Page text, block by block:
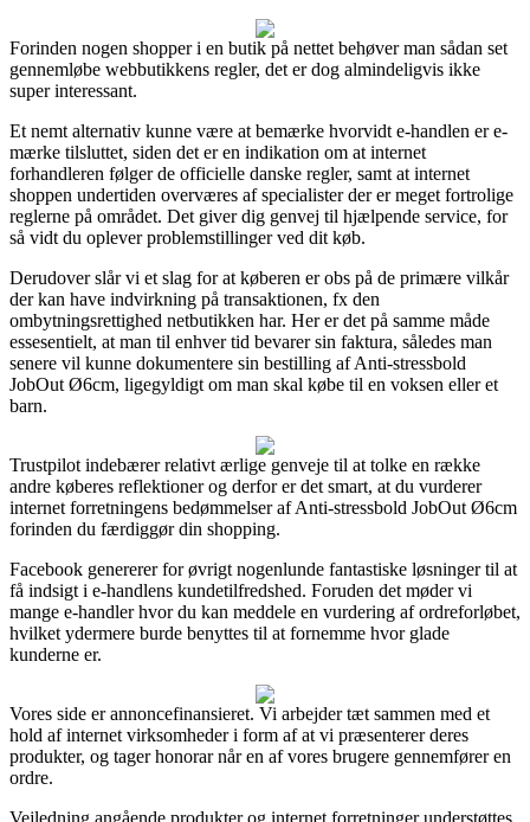
Forinden nogen shopper i en butik på nettet behøver man sådan set
gennemløbe webbutikkens regler, det er dog almindeligvis ikke
super interessant.
Et nemt alternativ kunne være at bemærke hvorvidt e-handlen er e-
mærke tilsluttet, siden det er en indikation om at internet
forhandleren følger de officielle danske regler, samt at internet
shoppen undertiden overværes af specialister der er meget fortrolige
reglerne på området. Det giver dig genvej til hjælpende service, for
så vidt du oplever problemstillinger ved dit køb.
Derudover slår vi et slag for at køberen er obs på de primære vilkår
der kan have indvirkning på transaktionen, fx den
ombytningsrettighed netbutikken har. Her er det på samme måde
essesentielt, at man til enhver tid bevarer sin faktura, således man
senere vil kunne dokumentere sin bestilling af Anti-stressbold
JobOut Ø6cm, ligegyldigt om man skal købe til en voksen eller et
barn.
Trustpilot indebærer relativt ærlige genveje til at tolke en række
andre køberes reflektioner og derfor er det smart, at du vurderer
internet forretningens bedømmelser af Anti-stressbold JobOut Ø6cm
forinden du færdiggør din shopping.
Facebook genererer for øvrigt nogenlunde fantastiske løsninger til at
få indsigt i e-handlens kundetilfredshed. Foruden det møder vi
mange e-handler hvor du kan meddele en vurdering af ordreforløbet,
hvilket ydermere burde benyttes til at fornemme hvor glade
kunderne er.
Vores side er annoncefinansieret. Vi arbejder tæt sammen med et
hold af internet virksomheder i form af at vi præsenterer deres
produkter, og tager honorar når en af vores brugere gennemfører en
ordre.
Vejledning angående produkter og internet forretninger understøttes